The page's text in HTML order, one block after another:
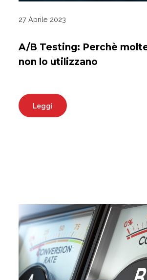
27 Aprile 2023
A/B Testing: Perchè
non lo utilizzano
Leggi